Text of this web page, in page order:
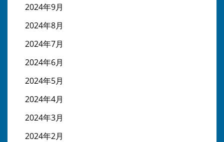
2024年9月
2024年8月
2024年7月
2024年6月
2024年5月
2024年4月
2024年3月
2024年2月